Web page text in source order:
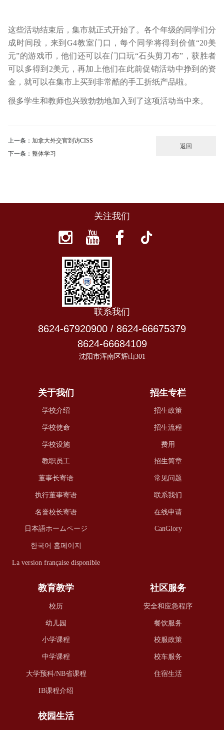
这些活动结束后，集市就正式开始了。各个年级的同学们分
成时间段，来到G4教室门口，每个同学将得到价值“20美
元”的游戏币，他们还可以在门口玩“石头剪刀布”，获胜者
可以多得到2美元，再加上他们在此前促销活动中挣到的资
金，就可以在集市上买到非常酷的手工折纸产品啦。
很多学生和教师也兴致勃勃地加入到了这项活动当中来。
上一条： 加拿大外交官到访CISS
下一条： 整体学习
返回
关注我们
联系我们
8624-67920900 / 8624-66675379
8624-66684109
沈阳市浑南区辉山301
关于我们
学校介绍
学校使命
学校设施
教职员工
董事长寄语
执行董事寄语
名誉校长寄语
日本語ホームページ
한국어 홈페이지
La version française disponible
招生专栏
招生政策
招生流程
费用
招生简章
常见问题
联系我们
在线申请
CanGlory
教育教学
校历
幼儿园
小学课程
中学课程
大学预科/NB省课程
IB课程介绍
社区服务
安全和应急程序
餐饮服务
校服政策
校车服务
住宿生活
校园生活